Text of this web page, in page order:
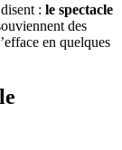
: le spectacle
des
en quelques